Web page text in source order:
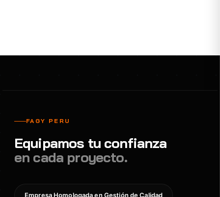
FAGY PERU
Equipamos tu confianza
en cada proyecto.
Empresa Homologada en Gestión de Calidad